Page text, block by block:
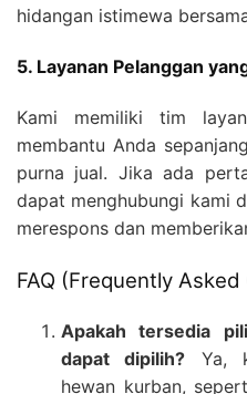
hidangan istimewa
5. Layanan Pelanggan
Kami memiliki tim
membantu Anda
purna jual. Jika ada
dapat menghubungi kami
merespons dan
FAQ (Frequently
Apakah tersedia
dapat dipilih? Ya,
hewan kurban,